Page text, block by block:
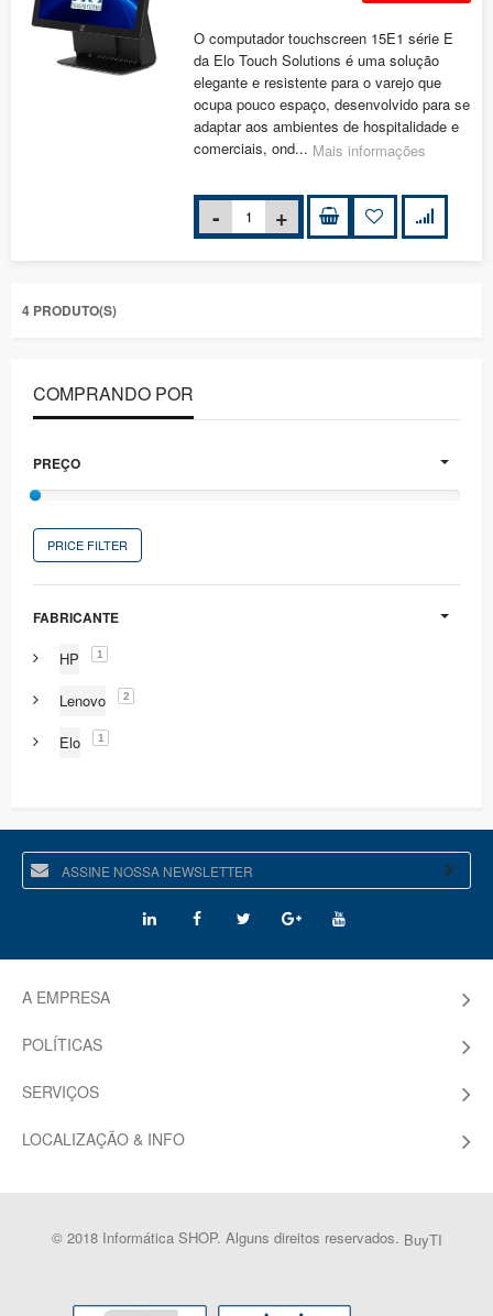
O computador touchscreen 15E1 série E
da Elo Touch Solutions é uma solução
elegante e resistente para o varejo que
ocupa pouco espaço, desenvolvido para se
adaptar aos ambientes de hospitalidade e
comerciais, ond... Mais informações
4 PRODUTO(S)
COMPRANDO POR
PREÇO
PRICE FILTER
FABRICANTE
HP 1
Lenovo 2
Elo 1
A EMPRESA
POLÍTICAS
SERVIÇOS
LOCALIZAÇÃO & INFO
© 2018 Informática SHOP. Alguns direitos reservados. BuyTI